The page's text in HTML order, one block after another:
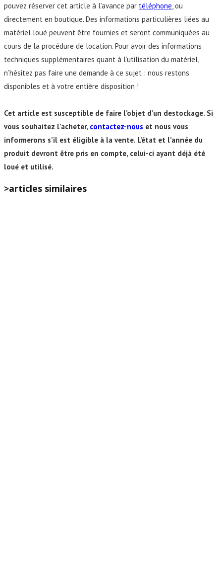
pouvez réserver cet article à l’avance par téléphone, ou
directement en boutique. Des informations particulières liées au
matériel loué peuvent être fournies et seront communiquées au
cours de la procédure de location. Pour avoir des informations
techniques supplémentaires quant à l’utilisation du matériel,
n’hésitez pas faire une demande à ce sujet : nous restons
disponibles et à votre entière disposition !
Cet article est susceptible de faire l’objet d’un destockage. Si
vous souhaitez l’acheter, contactez-nous et nous vous
informerons s’il est éligible à la vente. L’état et l’année du
produit devront être pris en compte, celui-ci ayant déjà été
loué et utilisé.